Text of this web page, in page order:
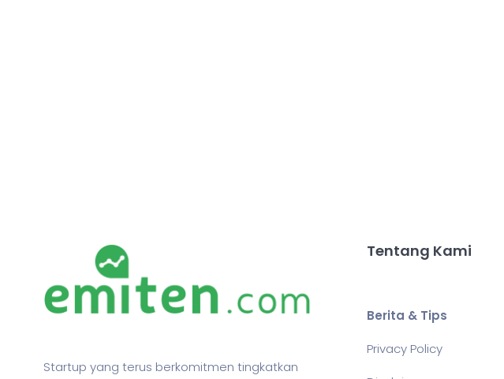
Startup yang terus berkomitmen tingkatkan
Tentang Kami
Berita & Tips
Privacy Policy